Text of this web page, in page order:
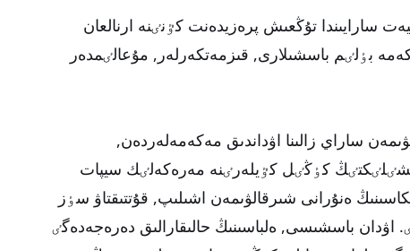
سارايىندا تۇڭعىش پرەزيدەنت كٷنٸنە ارنالعان
بٶلٸم باسشىلارى, قىزمەتكەرلەر, مۇعالٸمدەر
ساراي زالىنا اۋداندىق مەكەمەلەردەن,
كٶڭٸل كٷيلەرٸنە مەرەكەلٸك سيپات
ەنۇرانى شىرقالۋىمەن اشىلىپ, قۇتتىقتاۋ سٶز
اۋدان باسشىسى, ەلباسىنىڭ حالىقارالىق دەرەجەدەگٸ